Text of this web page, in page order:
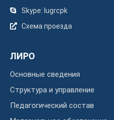
Skype: lugrcpk
Схема проезда
ЛИРО
Основные сведения
Структура и управление
Педагогический состав